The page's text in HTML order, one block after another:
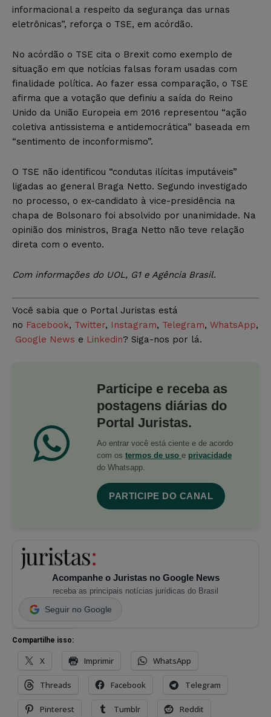
informacional a respeito da segurança das urnas
eletrônicas”, reforça o TSE, em acórdão.
No acórdão o TSE cita o Brexit como exemplo de
situação em que notícias falsas foram usadas com
finalidade política. Ao fazer essa comparação, o TSE
afirma que a votação que definiu a saída do Reino
Unido da União Europeia em 2016 representou “ação
coletiva antissistema e antidemocrática” baseada em
“sentimento de inconformismo”.
O TSE não identificou “condutas ilícitas imputáveis”
ligadas ao general Braga Netto. Segundo investigado
no processo, o ex-candidato à vice-presidência na
chapa de Bolsonaro foi absolvido por unanimidade. Na
opinião dos ministros, Braga Netto não teve relação
direta com o evento.
Com informações do UOL, G1 e Agência Brasil.
Você sabia que o Portal Juristas está
no Facebook, Twitter, Instagram, Telegram, WhatsApp,
Google News e Linkedin? Siga-nos por lá.
Participe e receba as
postagens diárias do
Portal Juristas.
Ao entrar você está ciente e de acordo
com os termos de uso e privacidade
do Whatsapp.
PARTICIPE DO CANAL
Acompanhe o Juristas no Google News
receba as principais notícias jurídicas do Brasil
Seguir no Google
Compartilhe isso:
X Imprimir WhatsApp
Threads Facebook Telegram
Pinterest Tumblr Reddit